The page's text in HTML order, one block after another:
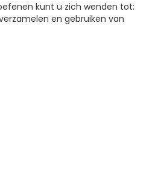
kunt u zich wenden tot:
en gebruiken van